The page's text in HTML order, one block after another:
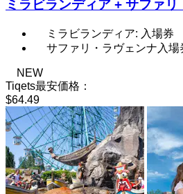
ミラビランディア + サファ
ミラビランディア: 入場券
サファリ・ラヴェンナ入場
NEW
Tiqets最安価格：
$64.49